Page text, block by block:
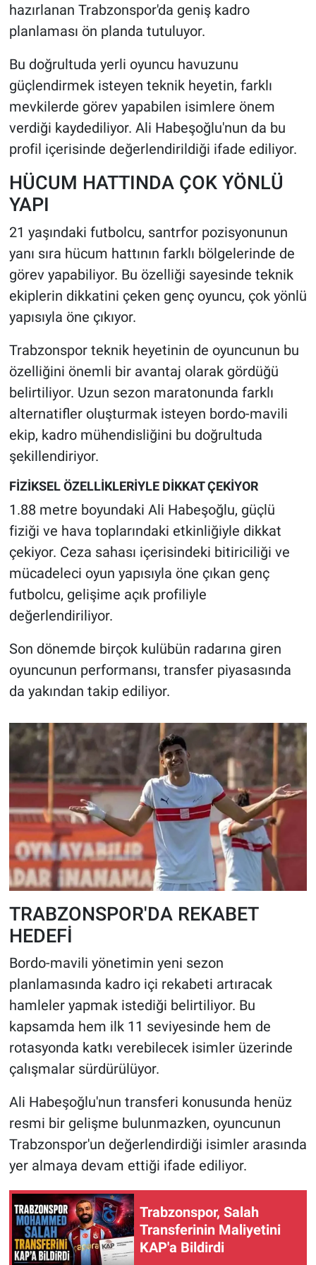
hazırlanan Trabzonspor'da geniş kadro
planlaması ön planda tutuluyor.
Bu doğrultuda yerli oyuncu havuzunu
güçlendirmek isteyen teknik heyetin, farklı
mevkilerde görev yapabilen isimlere önem
verdiği kaydediliyor. Ali Habeşoğlu'nun da bu
profil içerisinde değerlendirildiği ifade ediliyor.
HÜCUM HATTINDA ÇOK YÖNLÜ
YAPI
21 yaşındaki futbolcu, santrfor pozisyonunun
yanı sıra hücum hattının farklı bölgelerinde de
görev yapabiliyor. Bu özelliği sayesinde teknik
ekiplerin dikkatini çeken genç oyuncu, çok yönlü
yapısıyla öne çıkıyor.
Trabzonspor teknik heyetinin de oyuncunun bu
özelliğini önemli bir avantaj olarak gördüğü
belirtiliyor. Uzun sezon maratonunda farklı
alternatifler oluşturmak isteyen bordo-mavili
ekip, kadro mühendisliğini bu doğrultuda
şekillendiriyor.
FİZİKSEL ÖZELLİKLERİYLE DİKKAT ÇEKİYOR
1.88 metre boyundaki Ali Habeşoğlu, güçlü
fiziği ve hava toplarındaki etkinliğiyle dikkat
çekiyor. Ceza sahası içerisindeki bitiriciliği ve
mücadeleci oyun yapısıyla öne çıkan genç
futbolcu, gelişime açık profiliyle
değerlendiriliyor.
Son dönemde birçok kulübün radarına giren
oyuncunun performansı, transfer piyasasında
da yakından takip ediliyor.
TRABZONSPOR'DA REKABET
HEDEFİ
Bordo-mavili yönetimin yeni sezon
planlamasında kadro içi rekabeti artıracak
hamleler yapmak istediği belirtiliyor. Bu
kapsamda hem ilk 11 seviyesinde hem de
rotasyonda katkı verebilecek isimler üzerinde
çalışmalar sürdürülüyor.
Ali Habeşoğlu'nun transferi konusunda henüz
resmi bir gelişme bulunmazken, oyuncunun
Trabzonspor'un değerlendirdiği isimler arasında
yer almaya devam ettiği ifade ediliyor.
Trabzonspor, Salah
Transferinin Maliyetini
KAP'a Bildirdi